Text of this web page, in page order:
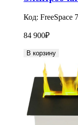
Код: FreeSpace
84 900₽
В корзину